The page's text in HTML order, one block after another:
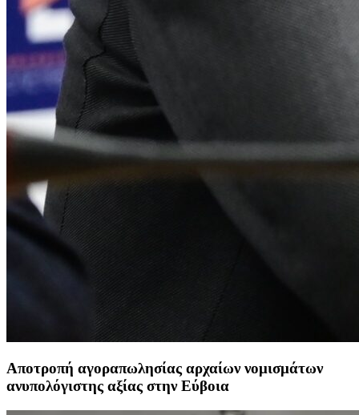
Αποτρoπή αγοραπωλησίας αρχαίων νομισμάτων
ανυπολόγιστης αξίας στην Εύβοια